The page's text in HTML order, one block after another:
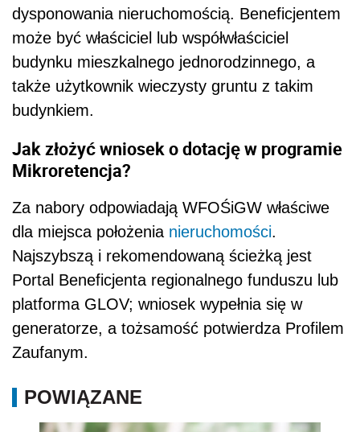
dysponowania nieruchomością. Beneficjentem
może być właściciel lub współwłaściciel
budynku mieszkalnego jednorodzinnego, a
także użytkownik wieczysty gruntu z takim
budynkiem.
Jak złożyć wniosek o dotację w programie
Mikroretencja?
Za nabory odpowiadają WFOŚiGW właściwe
dla miejsca położenia nieruchomości.
Najszybszą i rekomendowaną ścieżką jest
Portal Beneficjenta regionalnego funduszu lub
platforma GLOV; wniosek wypełnia się w
generatorze, a tożsamość potwierdza Profilem
Zaufanym.
POWIĄZANE